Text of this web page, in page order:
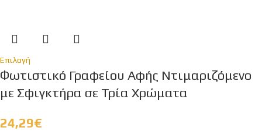
Επιλογή
Φωτιστικό Γραφείου Αφής Ντιμαριζόμενο
με Σφιγκτήρα σε Τρία Χρώματα
24,29€